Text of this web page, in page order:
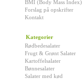
BMI (Body Mass Index)
Forslag på opskrifter
Kontakt
Kategorier
Rødbedesalater
Frugt & Grønt Salater
Kartoffelsalater
Bønnesalater
Salater med kød